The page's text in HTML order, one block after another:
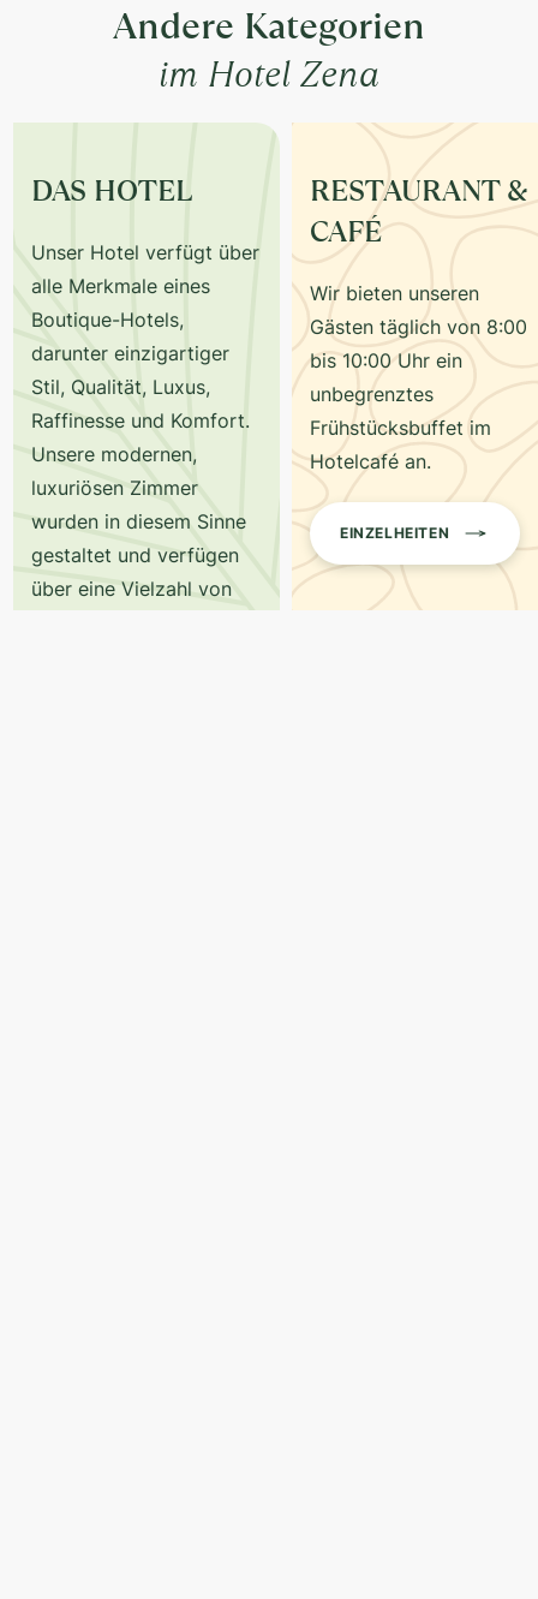
Andere Kategorien
im Hotel Zena
DAS HOTEL
Unser Hotel verfügt über
alle Merkmale eines
Boutique-Hotels,
darunter einzigartiger
Stil, Qualität, Luxus,
Raffinesse und Komfort.
Unsere modernen,
luxuriösen Zimmer
wurden in diesem Sinne
gestaltet und verfügen
über eine Vielzahl von
RESTAURANT &
CAFÉ
Wir bieten unseren
Gästen täglich von 8:00
bis 10:00 Uhr ein
unbegrenztes
Frühstücksbuffet im
Hotelcafé an.
EINZELHEITEN